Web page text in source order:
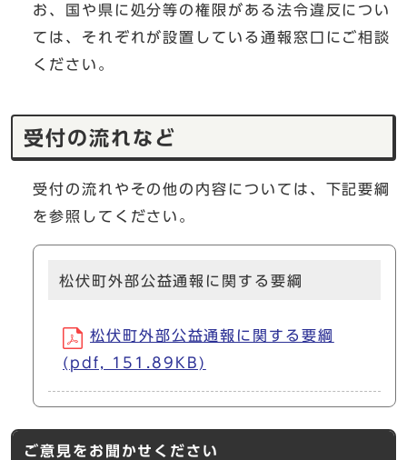
お、国や県に処分等の権限がある法令違反につい
ては、それぞれが設置している通報窓口にご相談
ください。
受付の流れなど
受付の流れやその他の内容については、下記要綱
を参照してください。
松伏町外部公益通報に関する要綱
松伏町外部公益通報に関する要綱
(pdf, 151.89KB)
ご意見をお聞かせください